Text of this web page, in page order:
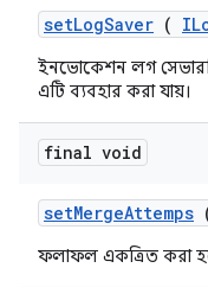
setLogSaver (
ইনভোকেশন লগ
এটি ব্যবহার করা যায়।
final void
setMergeAttemps
ফলাফল একত্রিত করা